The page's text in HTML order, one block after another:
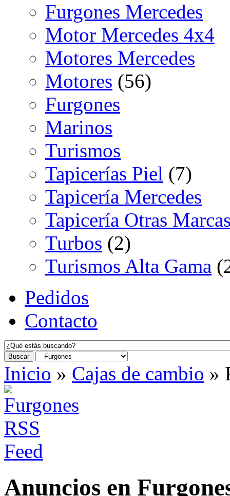
Furgones Mercedes
Motor Mercedes 4x4
Motores Mercedes
Motores (56)
Furgones
Marinos
Turismos
Tapicerías Piel (7)
Tapicería Mercedes
Tapicería Otras
Turbos (2)
Turismos Alta Gama
Pedidos
Contacto
Buscar
Inicio » Cajas de cambio »
Anuncios en